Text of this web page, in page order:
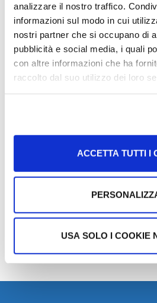
analizzare il nostro traffico.
informazioni sul modo in cui
nostri partner che si occupano di
pubblicità e social media, i quali
con altre informazioni che ha
raccolto dal suo utilizzo dei loro
ACCETTA TUTTI I
USA SOLO I COOKIE
Carta famiglia
Premio alla
mamma domani”
Assegno per il
con tre figli minori